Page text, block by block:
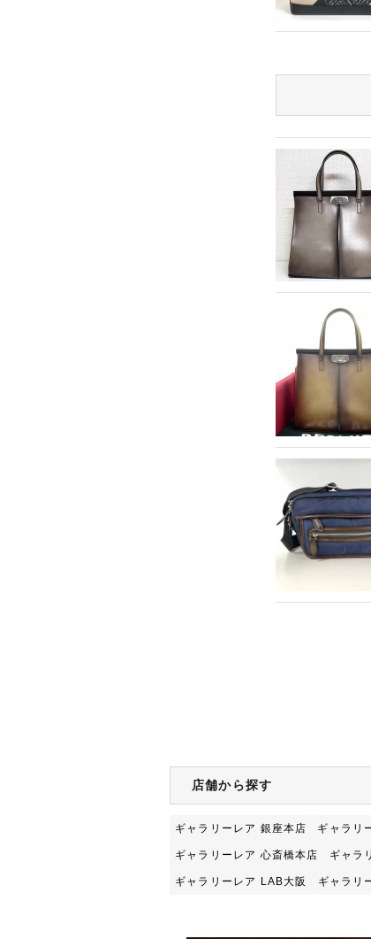
店舗から探す
ギャラリーレア 銀座本店 ギャラリ
ギャラリーレア 心斎橋本店 ギャラ
ギャラリーレア LAB大阪 ギャラリ